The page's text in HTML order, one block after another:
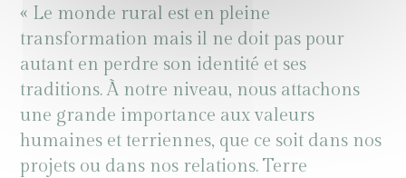
« Le monde rural est en pleine
transformation mais il ne doit pas pour
autant en perdre son identité et ses
traditions. À notre niveau, nous attachons
une grande importance aux valeurs
humaines et terriennes, que ce soit dans nos
projets ou dans nos relations. Terre